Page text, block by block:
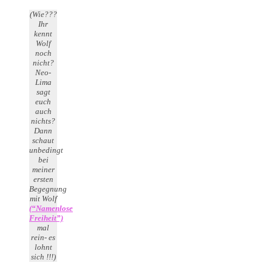
(Wie???
Ihr
kennt
Wolf
noch
nicht?
Neo-
Lima
sagt
euch
auch
nichts?
Dann
schaut
unbedingt
bei
meiner
ersten
Begegnung
mit Wolf
(“Namenlose
Freiheit”)
mal
rein- es
lohnt
sich !!!)